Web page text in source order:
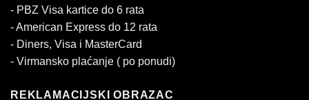
- PBZ Visa kartice do 6 rata
- American Express do 12 rata
- Diners, Visa i MasterCard
- Virmansko plaćanje ( po ponudi)
REKLAMACIJSKI OBRAZAC